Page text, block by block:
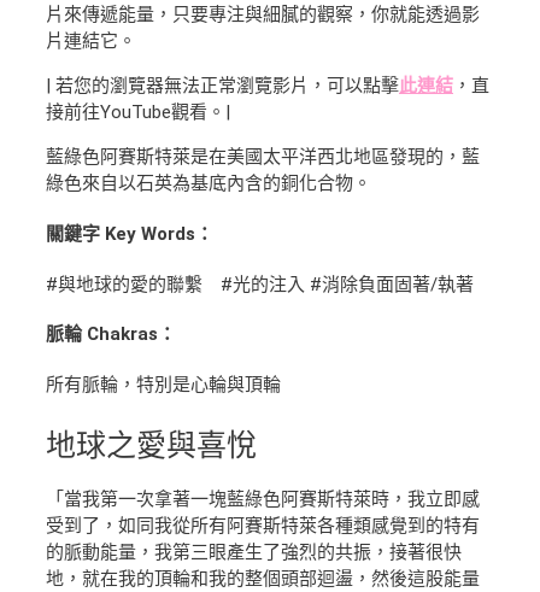
片來傳遞能量，只要專注與細膩的觀察，你就能透過影
片連結它。
| 若您的瀏覽器無法正常瀏覽影片，可以點擊此連結 ，直
接前往YouTube觀看。|
藍綠色阿賽斯特萊是在美國太平洋西北地區發現的，藍
綠色來自以石英為基底內含的銅化合物。
關鍵字 Key Words：
#與地球的愛的聯繫 #光的注入 #消除負面固著/執著
脈輪 Chakras：
所有脈輪，特別是心輪與頂輪
地球之愛與喜悅
「當我第一次拿著一塊藍綠色阿賽斯特萊時，我立即感
受到了，如同我從所有阿賽斯特萊各種類感覺到的特有
的脈動能量，我第三眼產生了強烈的共振，接著很快
地，就在我的頂輪和我的整個頭部迴盪，然後這股能量